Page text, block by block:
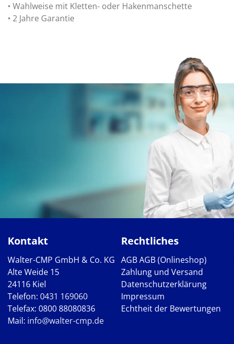
• Wahlweise mit Kletten- oder Hakenmanschette
• 2 Jahre Garantie
Kontakt
Walter-CMP GmbH & Co. KG
Alte Weide 15
24116 Kiel
Telefon: 0431 169060
Telefax: 0800 88080836
Mail: info@walter-cmp.de
Rechtliches
AGBAGB (Onlineshop)
Zahlung und Versand
Datenschutzerklärung
Impressum
Echtheit der Bewertungen